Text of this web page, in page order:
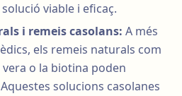
viable i eficaç.
i remeis casolans: A més
els remeis naturals com
o la biotina poden
solucions casolanes